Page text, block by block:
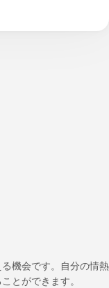
機会です。自分の情熱
とができます。